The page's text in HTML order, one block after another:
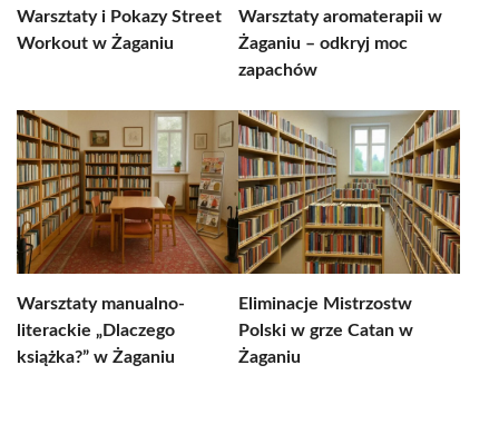
Warsztaty i Pokazy Street
Workout w Żaganiu
Warsztaty aromaterapii w
Żaganiu – odkryj moc
zapachów
Warsztaty manualno-
literackie „Dlaczego
książka?” w Żaganiu
Eliminacje Mistrzostw
Polski w grze Catan w
Żaganiu